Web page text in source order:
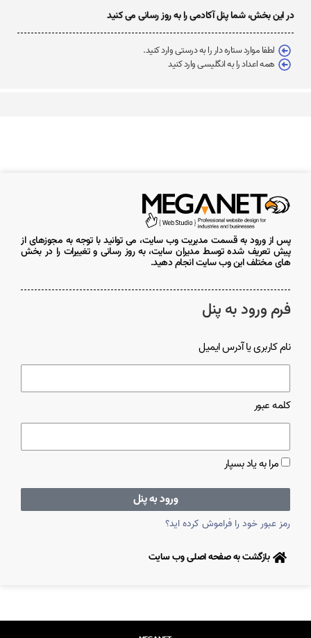
در این بخش، شما پنل آکادمی را به روز رسانی می کنید
لطفا موارد ستاره دار را به درستی وارد کنید.
همه اعداد را به انگلیسی وارد کنید
پس از ورود به قسمت مدیریت وب سایت، می توانید با توجه به مجوزهای از
پیش تعریف شده توسط مدیران سایت، به روز رسانی و تغییرات را در بخش
های مختلف این وب سایت انجام دهید.
فرم ورود به پنل
نام کاربری یا آدرس ایمیل
کلمه عبور
مرا به یاد بسپار
ورود به پنل
رمز عبور خود را فراموش کرده اید؟
بازگشت به صفحه اصلی وب سایت